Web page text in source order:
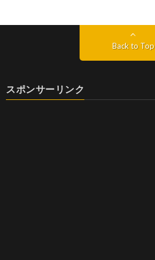
Back to Top
スポンサーリンク